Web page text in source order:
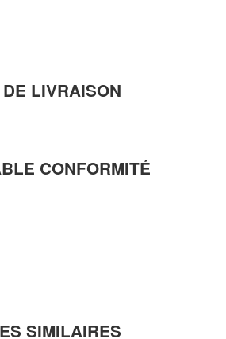
LIVRAISON
CONFORMITÉ
SIMILAIRES